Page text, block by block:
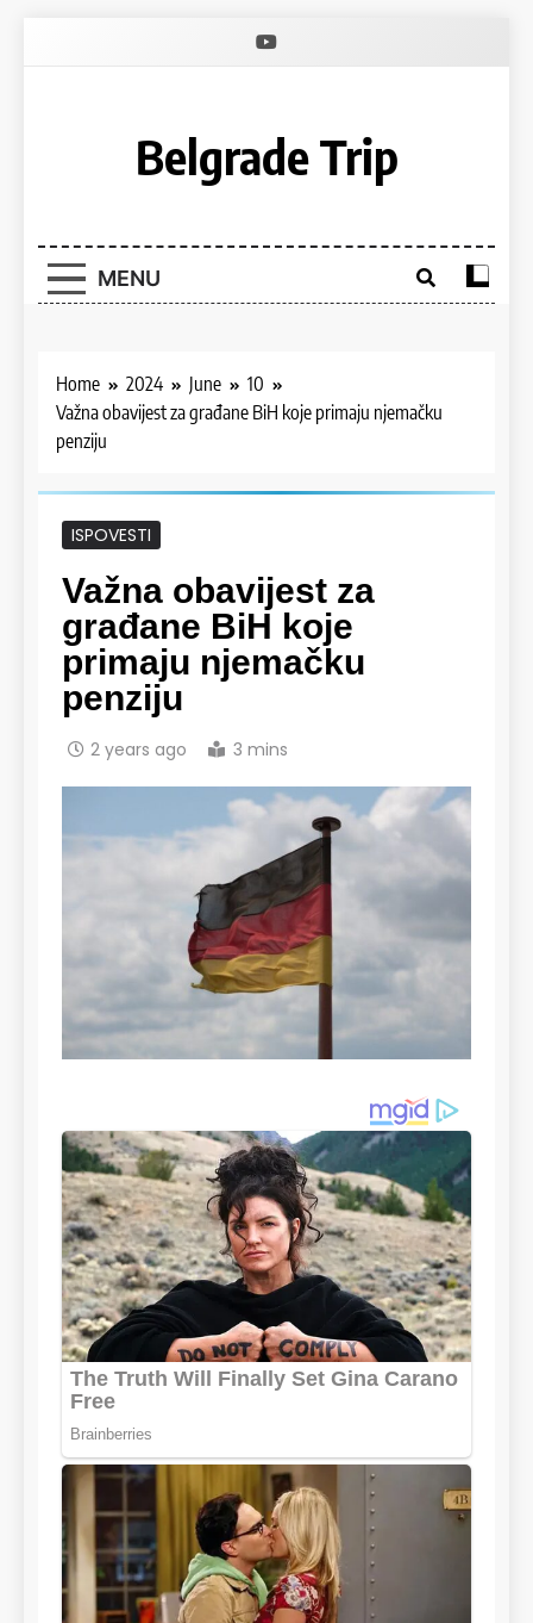
Belgrade Trip
MENU
Home 2024 June
10
Važna obavijest za građane BiH koje primaju njemačku
penziju
ISPOVESTI
Važna obavijest za
građane BiH koje
primaju njemačku
penziju
2 years ago 3 mins